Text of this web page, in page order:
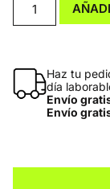
Haz tu
día
Envío
Envío